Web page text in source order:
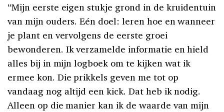
“Mijn eerste eigen stukje grond in de kruidentuin
van mijn ouders. Eén doel: leren hoe en wanneer
je plant en vervolgens de eerste groei
bewonderen. Ik verzamelde informatie en hield
alles bij in mijn logboek om te kijken wat ik
ermee kon. Die prikkels geven me tot op
vandaag nog altijd een kick. Dat heb ik nodig.
Alleen op die manier kan ik de waarde van mijn